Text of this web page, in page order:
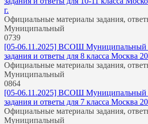
г.
Официальные материалы задания,
Муниципальный
0739
[05-06.11.2025] ВСОШ Муниципальный
задания и ответы для 8 класса Москва
Официальные материалы задания,
Муниципальный
0864
[05-06.11.2025] ВСОШ Муниципальный
задания и ответы для 7 класса Москва
Официальные материалы задания,
Муниципальный